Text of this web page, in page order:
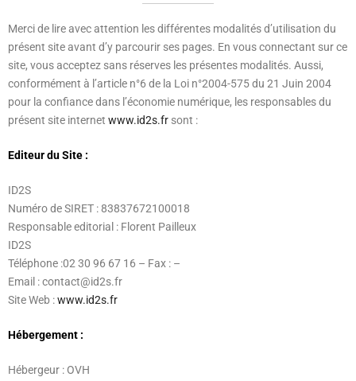
Merci de lire avec attention les différentes modalités d’utilisation du
présent site avant d’y parcourir ses pages. En vous connectant sur ce
site, vous acceptez sans réserves les présentes modalités. Aussi,
conformément à l’article n°6 de la Loi n°2004-575 du 21 Juin 2004
pour la confiance dans l’économie numérique, les responsables du
présent site internet www.id2s.fr sont :
Editeur du Site :
ID2S
Numéro de SIRET : 83837672100018
Responsable editorial : Florent Pailleux
ID2S
Téléphone :02 30 96 67 16 – Fax : –
Email : contact@id2s.fr
Site Web :www.id2s.fr
Hébergement :
Hébergeur : OVH